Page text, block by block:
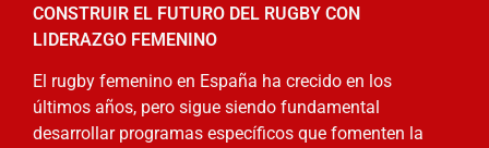
CONSTRUIR EL FUTURO DEL RUGBY CON
LIDERAZGO FEMENINO
El rugby femenino en España ha crecido en los
últimos años, pero sigue siendo fundamental
desarrollar programas específicos que fomenten la